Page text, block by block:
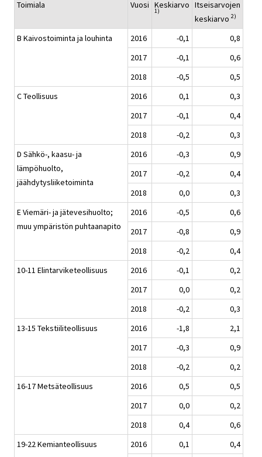
Toimiala Vuosi Keskiarvo
1)
Itseisarvojen
keskiarvo 2)
B Kaivostoiminta ja louhinta 2016 -0,1
0,8
2017
-0,1
0,6
2018
-0,5
0,5
C Teollisuus
2016 0,1
0,3
2017
-0,1
0,4
2018
-0,2
0,3
D Sähkö-, kaasu- ja
lämpöhuolto,
jäähdytysliiketoiminta
2016 -0,3
0,9
2017
-0,2
0,4
2018
0,0
0,3
E Viemäri- ja jätevesihuolto;
muu ympäristön puhtaanapito
2016 -0,5
0,6
2017
-0,8
0,9
2018
-0,2
0,4
10-11 Elintarviketeollisuus
2016 -0,1
0,2
2017
0,0
0,2
2018
-0,2
0,3
13-15 Tekstiiliteollisuus
2016 -1,8
2,1
2017
-0,3
0,9
2018
-0,2
0,2
16-17 Metsäteollisuus
2016 0,5
0,5
2017
0,0
0,2
2018
0,4
0,6
19-22 Kemianteollisuus
2016 0,1
0,4